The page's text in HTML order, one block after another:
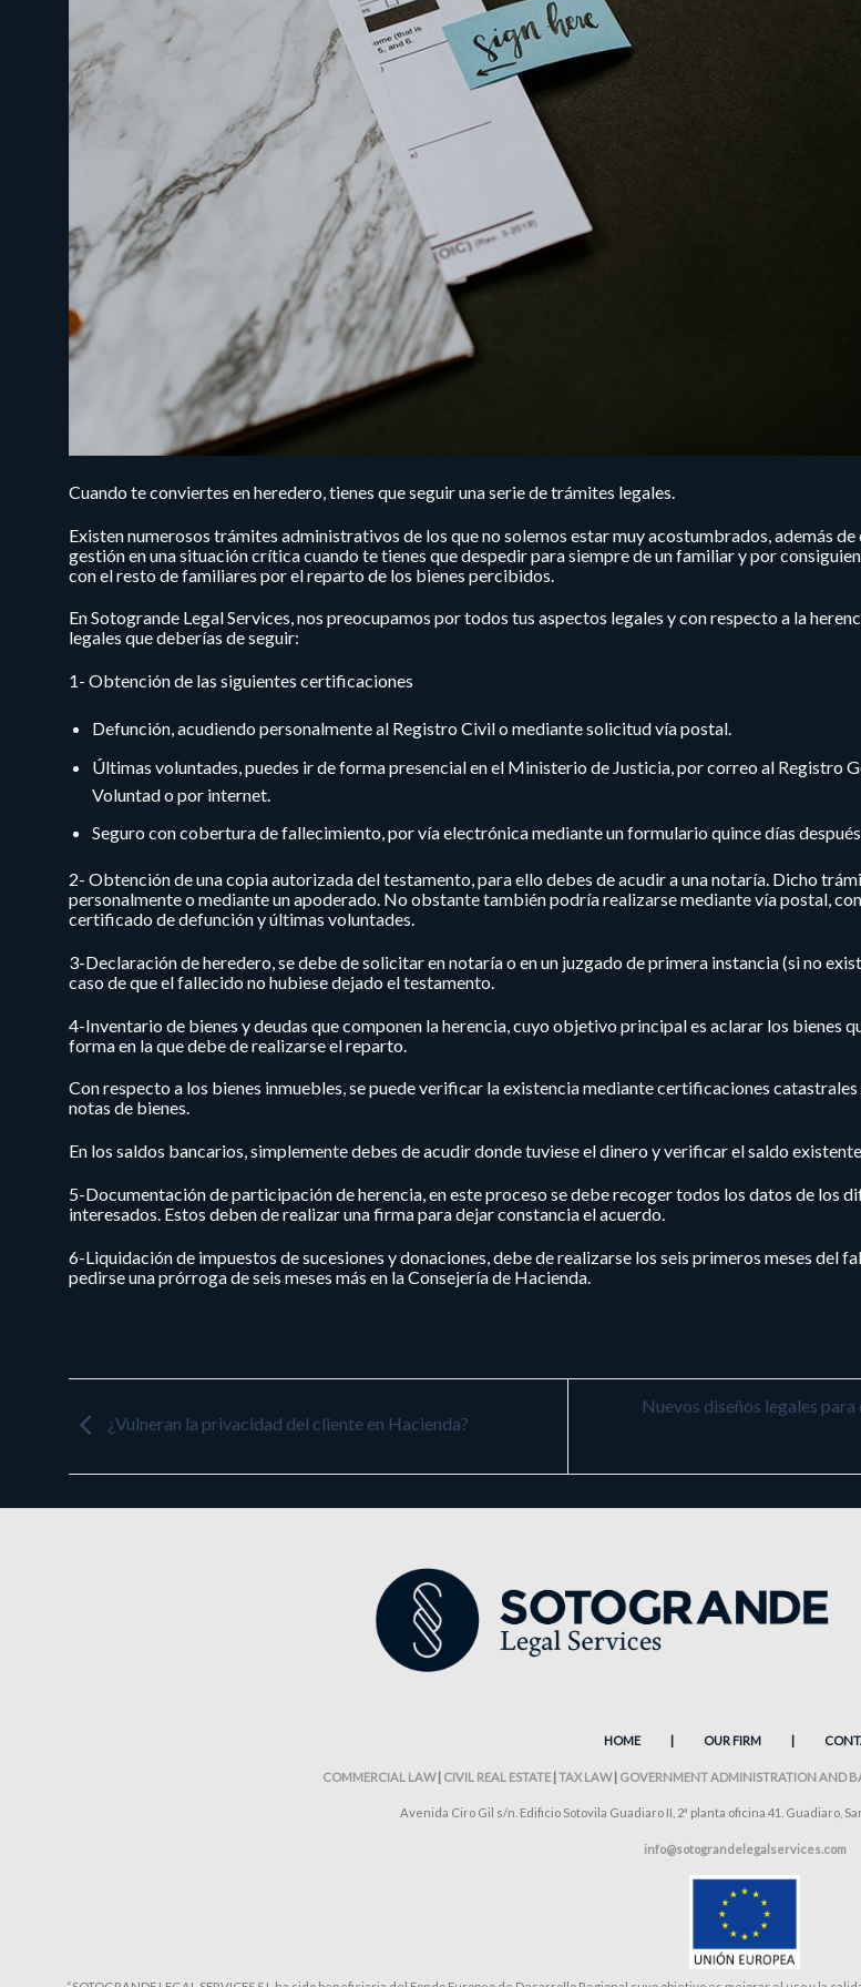
Cuando te conviertes en heredero, tienes que seguir una serie de trámites legales.
Existen numerosos trámites administrativos de los que no solemos estar muy acostumbrados, además de
gestión en una situación crítica cuando te tienes que despedir para siempre de un familiar y por
con el resto de familiares por el reparto de los bienes percibidos.
En Sotogrande Legal Services, nos preocupamos por todos tus aspectos legales y con respecto a la
legales que deberías de seguir:
1- Obtención de las siguientes certificaciones
Defunción, acudiendo personalmente al Registro Civil o mediante solicitud vía postal.
Últimas voluntades, puedes ir de forma presencial en el Ministerio de Justicia, por correo al Registro
Voluntad o por internet.
Seguro con cobertura de fallecimiento, por vía electrónica mediante un formulario quince días
2- Obtención de una copia autorizada del testamento, para ello debes de acudir a una notaría. Dicho
personalmente o mediante un apoderado. No obstante también podría realizarse mediante vía postal,
certificado de defunción y últimas voluntades.
3-Declaración de heredero,se debe de solicitar en notaría o en un juzgado de primera instancia (si no
caso de que el fallecido no hubiese dejado el testamento.
4-Inventario de bienes y deudas que componen la herencia, cuyo objetivo principal es aclarar los bienes
forma en la que debe de realizarse el reparto.
Con respecto a los bienes inmuebles, se puede verificar la existencia mediante certificaciones
notas de bienes.
En los saldos bancarios, simplemente debes de acudir donde tuviese el dinero y verificar el saldo
5-Documentación de participación de herencia,en este proceso se debe recoger todos los datos de los
interesados. Estos deben de realizar una firma para dejar constancia el acuerdo.
6-Liquidación de impuestos de sucesiones y donaciones,debe de realizarse los seis primeros meses del
pedirse una prórroga de seis meses más en la Consejería de Hacienda.
¿Vulneran la privacidad del cliente en Hacienda?
Nuevos diseños legales
HOME OUR FIRM
COMMERCIAL LAW| CIVIL REAL ESTATE | TAX LAW| GOVERNMENT ADMINISTRATION AND
Avenida Ciro Gil s/n. Edificio Sotovila Guadiaro II, 2ª planta oficina 41. Guadiaro,
info@sotograndelegalservices.com